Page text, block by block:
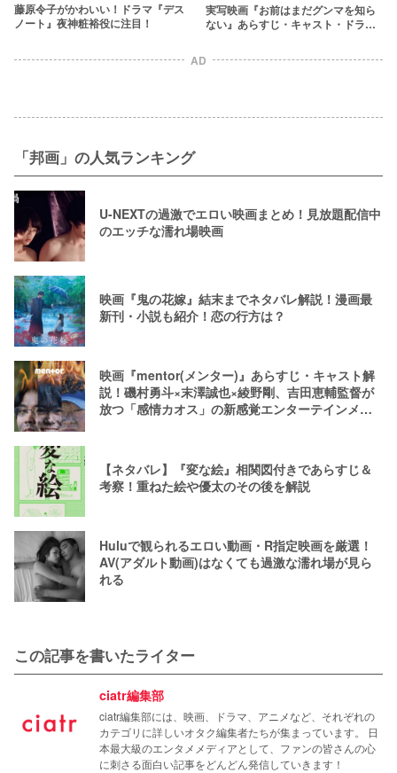
藤原令子がかわいい！ドラマ『デス
ノート』夜神粧裕役に注目！
実写映画『お前はまだグンマを知ら
ない』あらすじ・キャスト・ドラマ
AD
「邦画」の人気ランキング
U-NEXTの過激でエロい映画まとめ！見放題配信中
のエッチな濡れ場映画
映画『鬼の花嫁』結末までネタバレ解説！漫画最
新刊・小説も紹介！恋の行方は？
映画『mentor(メンター)』あらすじ・キャスト解
説！磯村勇斗×末澤誠也×綾野剛、吉田恵輔監督が
放つ「感情カオス」の新感覚エンターテインメン
【ネタバレ】『変な絵』相関図付きであらすじ＆
考察！重ねた絵や優太のその後を解説
Huluで観られるエロい動画・R指定映画を厳選！
AV(アダルト動画)はなくても過激な濡れ場が見ら
れる
この記事を書いたライター
ciatr編集部
ciatr編集部には、映画、ドラマ、アニメなど、それぞれの
カテゴリに詳しいオタク編集者たちが集まっています。 日
本最大級のエンタメメディアとして、ファンの皆さんの心
に刺さる面白い記事をどんどん発信していきます！